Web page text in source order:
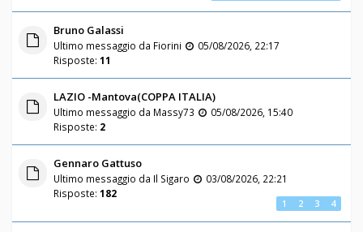
Bruno Galassi
Ultimo messaggio da Fiorini
05/08/2026, 22:17
Risposte: 11
LAZIO -Mantova(COPPA ITALIA)
Ultimo messaggio da Massy73
05/08/2026, 15:40
Risposte: 2
Gennaro Gattuso
Ultimo messaggio da Il Sigaro
03/08/2026, 22:21
Risposte: 182
1 2 3 4